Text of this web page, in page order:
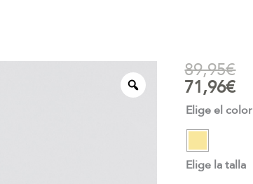
89,95€
71,96€
Elige el color
Elige la talla